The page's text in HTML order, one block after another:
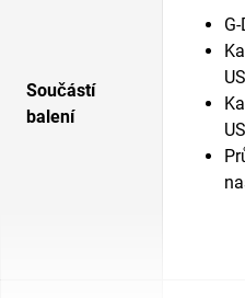
Součástí
balení